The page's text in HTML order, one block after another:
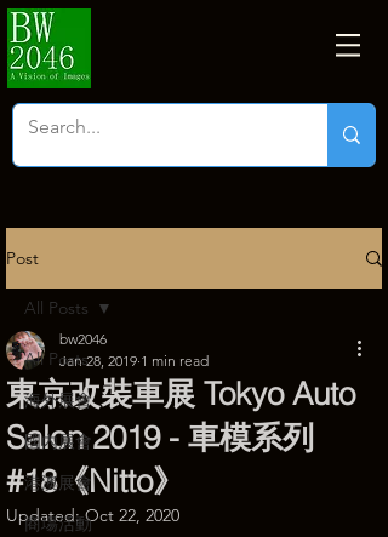
Post
All Posts
海外展會
國內展會
港澳展會
商塲活動
All Posts
東京改裝車展 Tokyo Auto
Salon 2019 - 車模系列
#18《Nitto》
bw2046
Jan 28, 2019 1 min read
Updated:Oct 22, 2020